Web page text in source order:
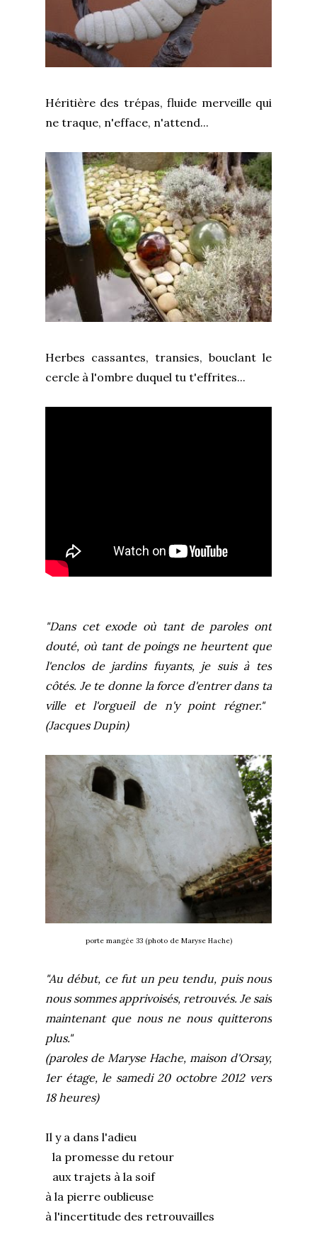
Héritière des trépas, fluide merveille qui
ne traque, n'efface, n'attend...
Herbes cassantes, transies, bouclant le
cercle à l'ombre duquel tu t'effrites...
"Dans cet exode où tant de paroles ont
douté, où tant de poings ne heurtent que
l'enclos de jardins fuyants, je suis à tes
côtés. Je te donne la force d'entrer dans ta
ville et l'orgueil de n'y point régner."
(Jacques Dupin)
porte mangée 33 (photo de Maryse Hache)
"Au début, ce fut un peu tendu, puis nous
nous sommes apprivoisés, retrouvés. Je sais
maintenant que nous ne nous quitterons
plus."
(paroles de Maryse Hache, maison d'Orsay,
1er étage, le samedi 20 octobre 2012 vers
18 heures)
Il y a dans l'adieu
la promesse du retour
aux trajets à la soif
à la pierre oublieuse
à l'incertitude des retrouvailles